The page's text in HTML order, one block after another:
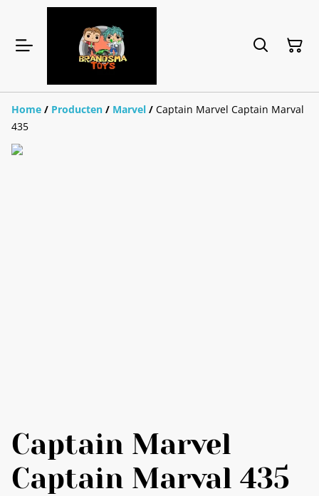
Home / Producten / Marvel / Captain Marvel Captain Marval
435
Captain Marvel
Captain Marval 435